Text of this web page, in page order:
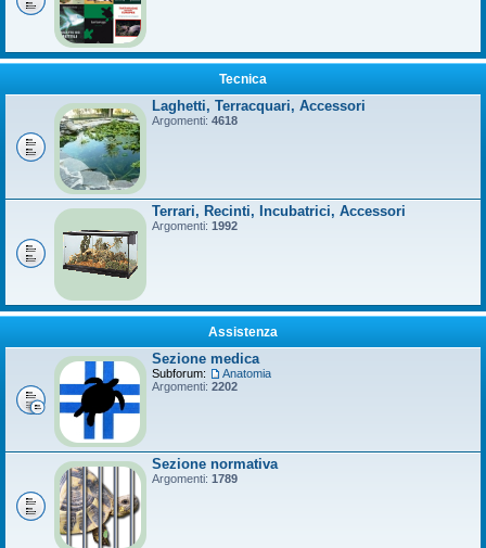
Tecnica
Laghetti, Terracquari, Accessori
Argomenti: 4618
Terrari, Recinti, Incubatrici, Accessori
Argomenti: 1992
Assistenza
Sezione medica
Subforum:
Anatomia
Argomenti: 2202
Sezione normativa
Argomenti: 1789